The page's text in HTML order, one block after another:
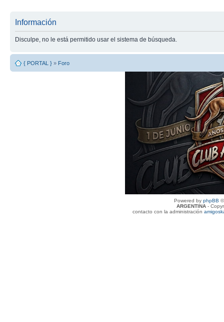
Información
Disculpe, no le está permitido usar el sistema de búsqueda.
{ PORTAL } » Foro
Powered by phpBB
ARGENTINA-
contacto con la administración